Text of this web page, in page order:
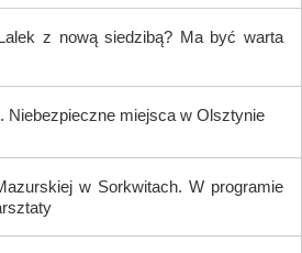
z nową siedzibą? Ma być warta
Niebezpieczne miejsca w Olsztynie
w Sorkwitach. W programie